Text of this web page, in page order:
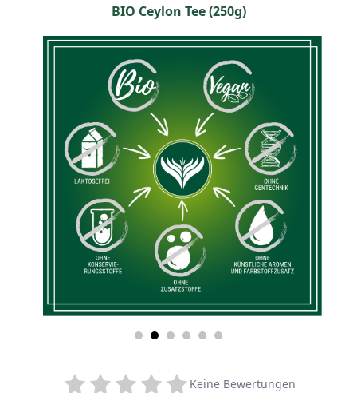
BIO Ceylon Tee (250g)
Keine Bewertungen